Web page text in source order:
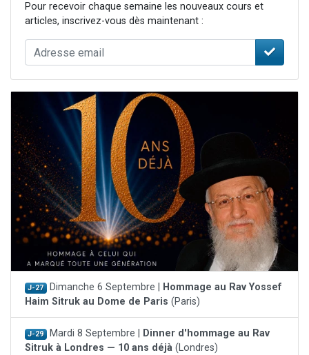
Pour recevoir chaque semaine les nouveaux cours et
articles, inscrivez-vous dès maintenant :
J-27 Dimanche 6 Septembre |
Hommage au Rav Yossef
Haim Sitruk au Dome de Paris (Paris)
J-29 Mardi 8 Septembre |
Dinner d'hommage au Rav
Sitruk à Londres — 10 ans déjà (Londres)